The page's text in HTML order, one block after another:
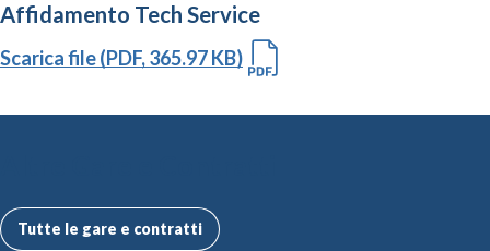
Affidamento Tech Service
Scarica file (PDF, 365.97 KB)
Tutte le gare e contratti